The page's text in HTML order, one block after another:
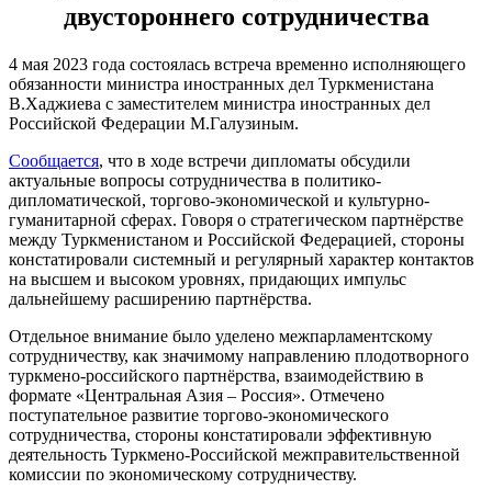
двустороннего сотрудничества
4 мая 2023 года состоялась встреча временно исполняющего
обязанности министра иностранных дел Туркменистана
В.Хаджиева с заместителем министра иностранных дел
Российской Федерации М.Галузиным.
Сообщается, что в ходе встречи дипломаты обсудили
актуальные вопросы сотрудничества в политико-
дипломатической, торгово-экономической и культурно-
гуманитарной сферах. Говоря о стратегическом партнёрстве
между Туркменистаном и Российской Федерацией, стороны
констатировали системный и регулярный характер контактов
на высшем и высоком уровнях, придающих импульс
дальнейшему расширению партнёрства.
Отдельное внимание было уделено межпарламентскому
сотрудничеству, как значимому направлению плодотворного
туркмено-российского партнёрства, взаимодействию в
формате «Центральная Азия – Россия». Отмечено
поступательное развитие торгово-экономического
сотрудничества, стороны констатировали эффективную
деятельность Туркмено-Российской межправительственной
комиссии по экономическому сотрудничеству.